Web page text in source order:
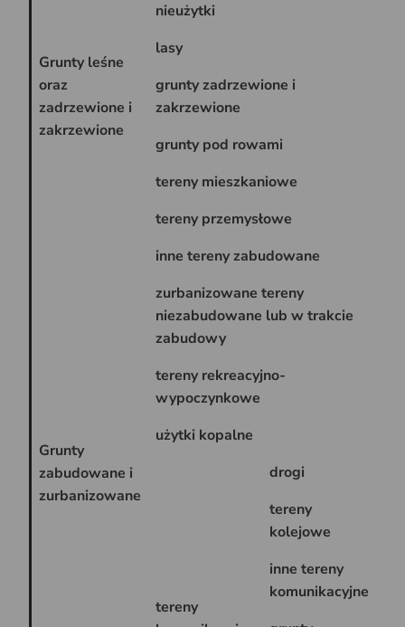
nieużytki
Grunty leśne
oraz
zadrzewione i
zakrzewione
lasy
grunty zadrzewione i
zakrzewione
grunty pod rowami
Grunty
zabudowane i
zurbanizowane
tereny mieszkaniowe
tereny przemysłowe
inne tereny zabudowane
zurbanizowane tereny
niezabudowane lub w trakcie
zabudowy
tereny rekreacyjno-
wypoczynkowe
użytki kopalne
tereny
drogi
tereny
kolejowe
inne tereny
komunikacyjne